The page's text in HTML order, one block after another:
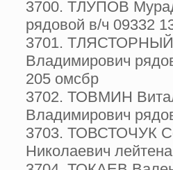
3700. ТЛУПОВ
рядовой в/ч 09332
3701. ТЛЯСТОРНЫЙ
Владимирович
205 омсбр
3702. ТОВМИН
Владимирович
3703. ТОВСТОЧУК
Николаевич